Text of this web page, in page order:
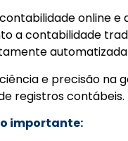
online
a contabilidade
automatizada
e precisão na
registros contábeis.
importante: